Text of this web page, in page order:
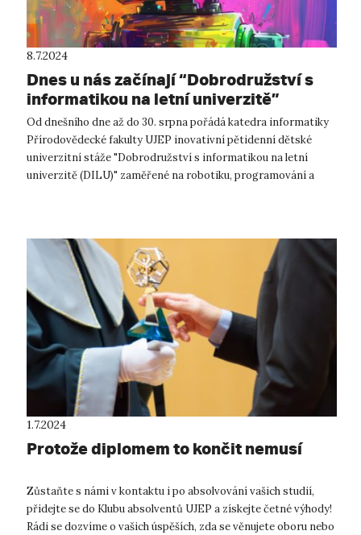
8.7.2024
Dnes u nás začínají “Dobrodružství s
informatikou na letní univerzitě”
Od dnešního dne až do 30. srpna pořádá katedra informatiky
Přírodovědecké fakulty UJEP inovativní pětidenní dětské
univerzitní stáže "Dobrodružství s informatikou na letní
univerzitě (DILU)" zaměřené na robotiku, programování a
1.7.2024
Protože diplomem to končit nemusí
Zůstaňte s námi v kontaktu i po absolvování vašich studií,
přidejte se do Klubu absolventů UJEP a získejte četné výhody!
Rádi se dozvíme o vašich úspěších, zda se věnujete oboru nebo